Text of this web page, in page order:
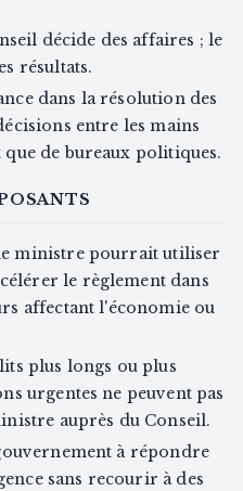
décide des affaires ; le
résultats.
dans la résolution des
entre les mains
de bureaux politiques.
ministre pourrait utiliser
le règlement dans
affectant l'économie ou
plus longs ou plus
urgentes ne peuvent pas
auprès du Conseil.
à répondre
sans recourir à des